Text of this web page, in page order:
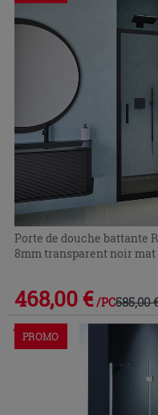
Porte de douche battante
8mm transparent noir mat
468,00 € /PC585,00
Commandable en magasin
PROMO